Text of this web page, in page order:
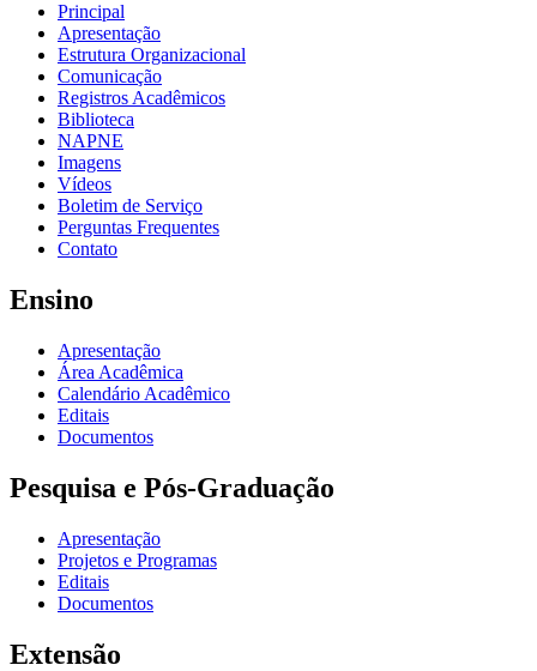
Principal
Apresentação
Estrutura Organizacional
Comunicação
Registros Acadêmicos
Biblioteca
NAPNE
Imagens
Vídeos
Boletim de Serviço
Perguntas Frequentes
Contato
Ensino
Apresentação
Área Acadêmica
Calendário Acadêmico
Editais
Documentos
Pesquisa e Pós-Graduação
Apresentação
Projetos e Programas
Editais
Documentos
Extensão